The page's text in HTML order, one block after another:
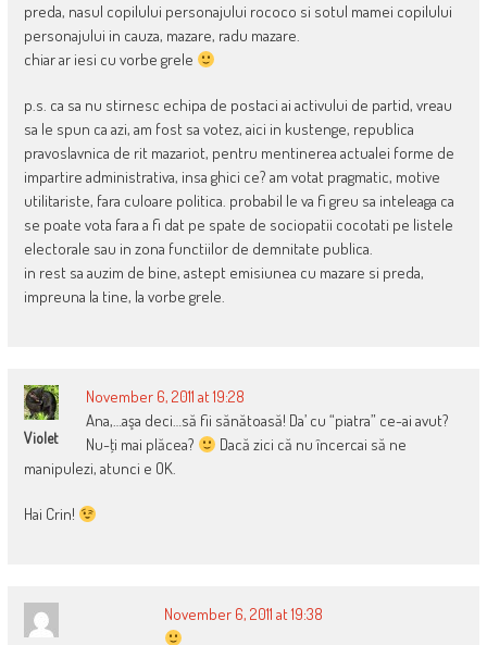
preda, nasul copilului personajului rococo si sotul mamei copilului
personajului in cauza, mazare, radu mazare.
chiar ar iesi cu vorbe grele
p.s. ca sa nu stirnesc echipa de postaci ai activului de partid, vreau
sa le spun ca azi, am fost sa votez, aici in kustenge, republica
pravoslavnica de rit mazariot, pentru mentinerea actualei forme de
impartire administrativa, insa ghici ce? am votat pragmatic, motive
utilitariste, fara culoare politica. probabil le va fi greu sa inteleaga ca
se poate vota fara a fi dat pe spate de sociopatii cocotati pe listele
electorale sau in zona functiilor de demnitate publica.
in rest sa auzim de bine, astept emisiunea cu mazare si preda,
impreuna la tine, la vorbe grele.
Violet
November 6, 2011 at 19:28
Ana,…aşa deci…să fii sănătoasă! Da’ cu “piatra” ce-ai avut?
Nu-ţi mai plăcea?
Dacă zici că nu încercai să ne
manipulezi, atunci e OK.
Hai Crin!
November 6, 2011 at 19:38